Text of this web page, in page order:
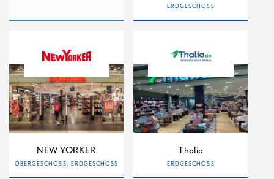
ERDGESCHOSS
NEW YORKER
OBERGESCHOSS, ERDGESCHOSS
Thalia
ERDGESCHOSS